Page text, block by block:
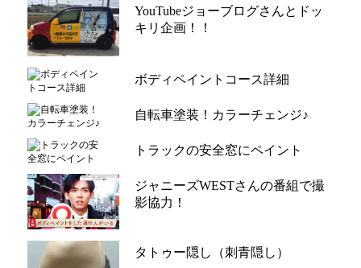
YouTubeジョーブログさんとドッ
キリ企画！！
ボディペイントコース詳細
自転車塗装！カラーチェンジ♪
トラックの安全窓にペイント
ジャニーズWESTさんの番組で撮
影協力！
タトゥー隠し（刺青隠し）